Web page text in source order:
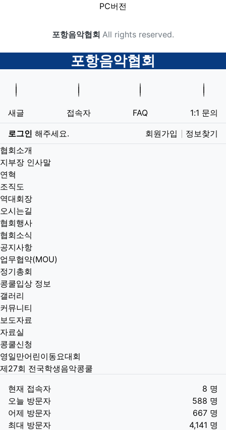
PC버전
카피라이트
포항음악협회 All rights reserved.
포항음악협회
새글 접속자 FAQ 1:1 문의
로그인 해주세요. 회원가입
정보찾기
협회소개
지부장 인사말
연혁
조직도
역대회장
오시는길
협회행사
협회소식
공지사항
업무협약(MOU)
정기총회
콩쿨입상 정보
갤러리
커뮤니티
보도자료
자료실
콩쿨신청
영일만어린이동요대회
제27회 전국학생음악콩쿨
현재 접속자
8 명
오늘 방문자
588 명
어제 방문자
667 명
최대 방문자
4,141 명